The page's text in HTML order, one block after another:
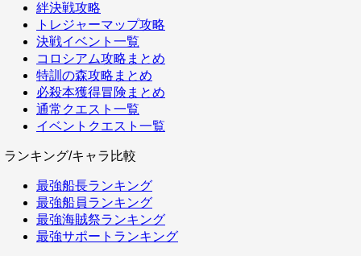
絆決戦攻略
トレジャーマップ攻略
決戦イベント一覧
コロシアム攻略まとめ
特訓の森攻略まとめ
必殺本獲得冒険まとめ
通常クエスト一覧
イベントクエスト一覧
ランキング/キャラ比較
最強船長ランキング
最強船員ランキング
最強海賊祭ランキング
最強サポートランキング